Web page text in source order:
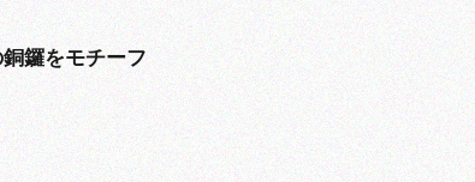
鑼をモチーフ